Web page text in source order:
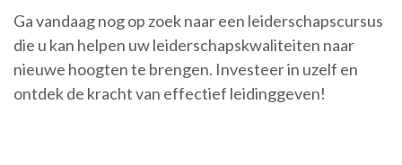
Ga vandaag nog op zoek naar een leiderschapscursus
die u kan helpen uw leiderschapskwaliteiten naar
nieuwe hoogten te brengen. Investeer in uzelf en
ontdek de kracht van effectief leidinggeven!